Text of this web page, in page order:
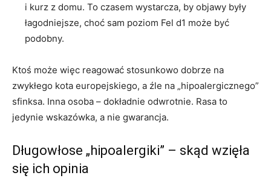
i kurz z domu. To czasem wystarcza, by objawy były
łagodniejsze, choć sam poziom Fel d1 może być
podobny.
Ktoś może więc reagować stosunkowo dobrze na
zwykłego kota europejskiego, a źle na „hipoalergicznego”
sfinksa. Inna osoba – dokładnie odwrotnie. Rasa to
jedynie wskazówka, a nie gwarancja.
Długowłose „hipoalergiki” – skąd wzięła
się ich opinia